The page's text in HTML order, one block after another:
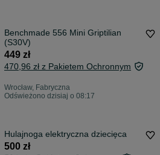
Benchmade 556 Mini Griptilian
(S30V)
449 zł
470,96 zł z Pakietem Ochronnym
Wrocław, Fabryczna
Odświeżono dzisiaj o 08:17
Hulajnoga elektryczna dziecięca
500 zł